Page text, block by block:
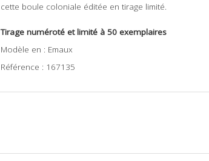
cette boule coloniale éditée en tirage limité.
Tirage numéroté et limité à 50 exemplaires
Modèle en : Emaux
Référence : 167135